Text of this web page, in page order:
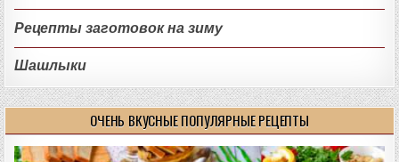
Рецепты заготовок на зиму
Шашлыки
ОЧЕНЬ ВКУСНЫЕ ПОПУЛЯРНЫЕ РЕЦЕПТЫ